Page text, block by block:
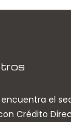
encuentra el
Crédito